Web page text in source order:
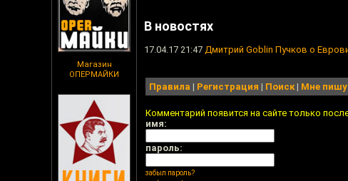
Магазин
ОПЕРМАЙКИ
В новостях
17.04.17 21:47 Дмитрий Goblin Пучков о
Правила | Регистрация | Поиск| Мне
Комментарий появится на сайте только
имя:
пароль:
забыл пароль?